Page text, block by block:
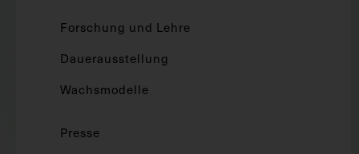
Forschung und Lehre
Dauerausstellung
Wachsmodelle
Presse